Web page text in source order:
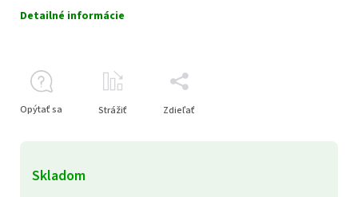
Skladom
Detailné informácie
Opýtať sa Strážiť Zdieľať